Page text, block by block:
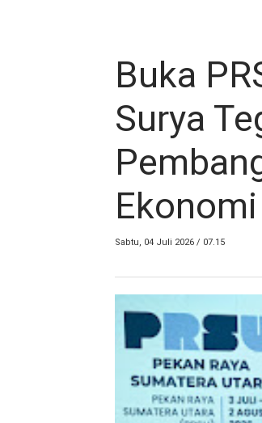
Buka
Surya
Sabtu, 04 Juli 2026 / 07.15